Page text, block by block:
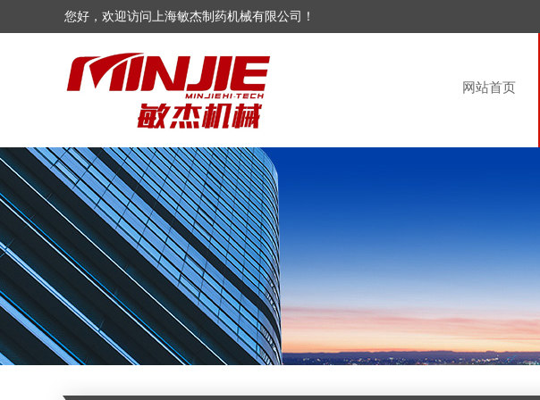
您好，欢迎访问上海敏杰制药机械有限公司！
网站首页